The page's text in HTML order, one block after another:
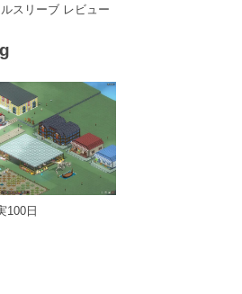
スリーブ レビュー
100日